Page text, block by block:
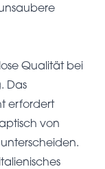
Qualität bei
Das
erfordert
von